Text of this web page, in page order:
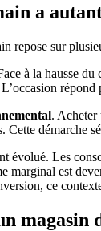
a
repose sur
à la hausse
répond
. Acheter
Cette démarche
évolué. Les
marginal est
ce
magasin